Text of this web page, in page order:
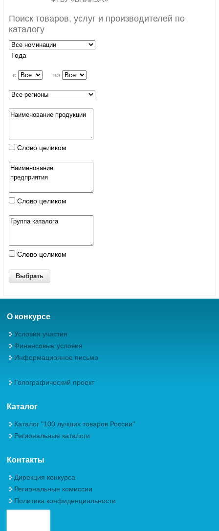
Поиск товаров, услуг и производителей по
каталогу
Года
c по
Слово целиком
Слово целиком
Слово целиком
О конкурсе
Условия участия
Финансовые условия
Информационное письмо
Голографический проект
Каталог
Каталог "100 лучших товаров России"
Региональные каталоги
Контакты
Дирекция конкурса
Региональные комиссии
Политика конфиденциальности